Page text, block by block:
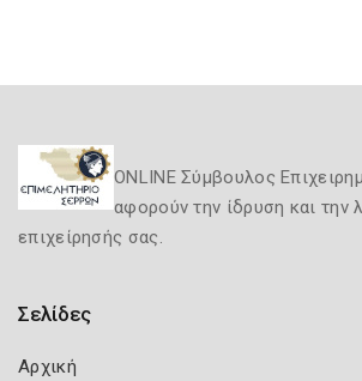
ONLINE Σύμβουλος
αφορούν την ίδρυση και την
επιχείρησής σας.
Σελίδες
Αρχική